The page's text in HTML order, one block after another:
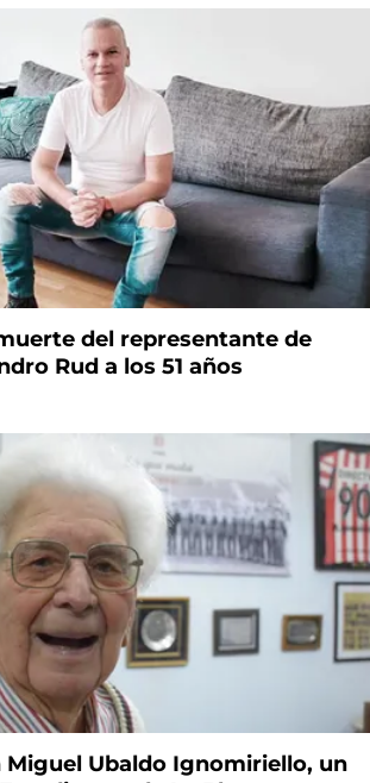
del representante de
Rud a los 51 años
Miguel Ubaldo Ignomiriello, un